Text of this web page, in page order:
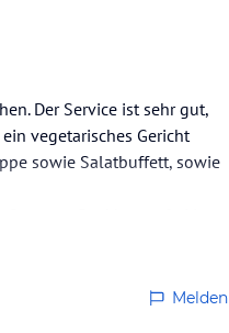
Der Service ist sehr gut,
vegetarisches Gericht
sowie Salatbuffett, sowie
Melden